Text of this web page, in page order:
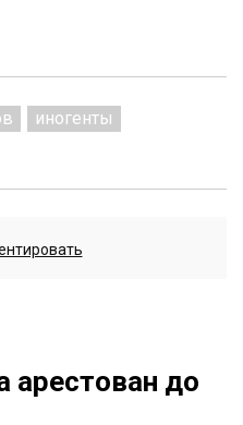
иногенты
арестован до